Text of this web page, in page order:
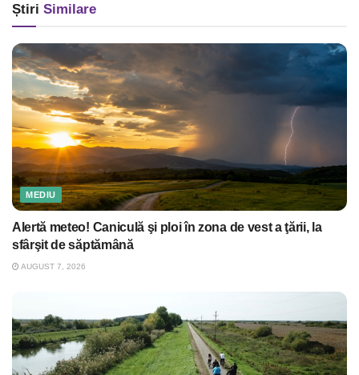
Știri Similare
MEDIU
Alertă meteo! Caniculă şi ploi în zona de vest a ţării, la
sfârşit de săptămână
AUGUST 7, 2026